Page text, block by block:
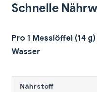
Schnelle
Pro 1 Messlöffel (14
Wasser
Nährstoff